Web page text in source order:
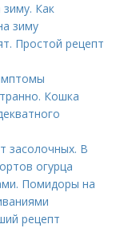
Как
зиму
Простой рецепт
Кошка
засолочных. В
огурца
Помидоры на
рецепт